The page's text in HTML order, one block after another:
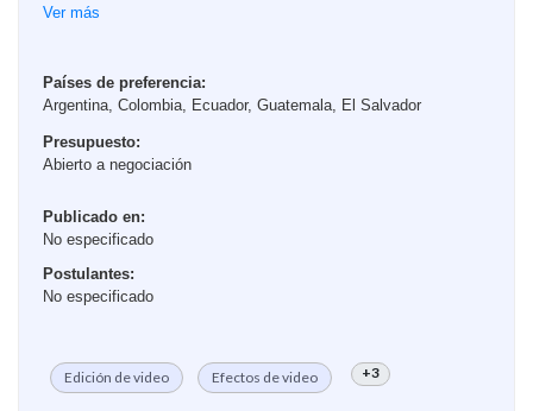
resultados +$800-$1500
real en Meta Ads y anuncios ganadores ya en el
mercado. Mercado hispanohablante (España).
EL ROL
Ver más
Países de preferencia:
Argentina, Colombia, Ecuador, Guatemala, El Salvador
Presupuesto:
Abierto a negociación
Publicado en:
No especificado
Postulantes:
No especificado
Edición de video Efectos de video +3